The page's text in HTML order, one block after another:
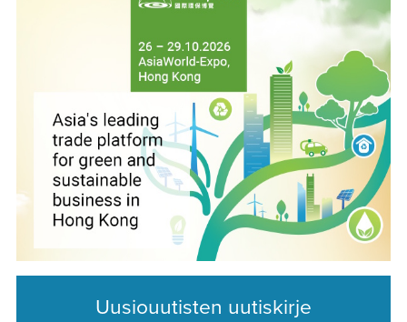
Uusiouutisten uutiskirje